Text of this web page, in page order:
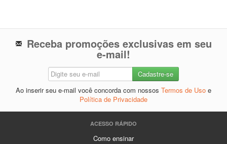
Receba promoções exclusivas em seu
e-mail!
Ao inserir seu e-mail você concorda com nossos Termos de Uso e
Política de Privacidade
ACESSO RÁPIDO
Como ensinar